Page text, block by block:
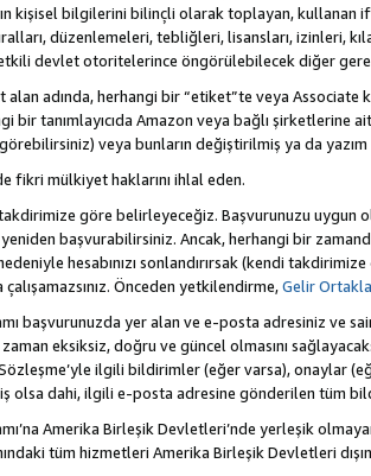
kişisel bilgilerini bilinçli olarak toplayan, kullanan
düzenlemeleri, tebliğleri, lisansları, izinleri,
devlet otoritelerince öngörülebilecek diğer
alan adında, herhangi bir “etiket”te veya
bir tanımlayıcıda Amazon veya bağlı şirketlerine
veya bunların değiştirilmiş ya da
fikri mülkiyet haklarını ihlal eden.
göre belirleyeceğiz. Başvurunuzu uygun
başvurabilirsiniz. Ancak, herhangi bir
hesabınızı sonlandırırsak (kendi
Önceden yetkilendirme,Gelir
başvurunuzda yer alan ve e-posta adresiniz ve
eksiksiz, doğru ve güncel olmasını
ilgili bildirimler (eğer varsa), onaylar
olsa dahi, ilgili e-posta adresine gönderilen tüm
Amerika Birleşik Devletleri’nde yerleşik
tüm hizmetleri Amerika Birleşik Devletleri